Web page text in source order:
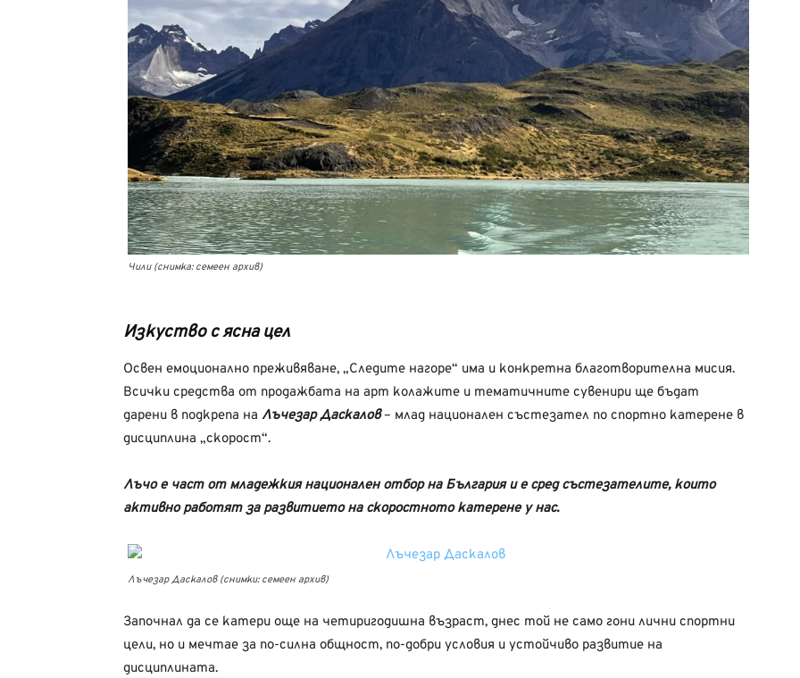
Чили (снимка: семеен архив)
Изкуство с ясна цел
Освен емоционално преживяване, „Следите нагоре“ има и конкретна благотворителна мисия.
Всички средства от продажбата на арт колажите и тематичните сувенири ще бъдат
дарени в подкрепа на Лъчезар Даскалов– млад национален състезател по спортно катерене в
дисциплина „скорост“.
Лъчо е част от младежкия национален отбор на България и е сред състезателите, които
активно работят за развитието на скоростното катерене у нас.
Лъчезар Даскалов (снимки: семеен архив)
Започнал да се катери още на четиригодишна възраст, днес той не само гони лични спортни
цели, но и мечтае за по-силна общност, по-добри условия и устойчиво развитие на
дисциплината.